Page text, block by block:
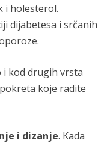
i holesterol.
dijabetesa i srčanih
i kod drugih vrsta
koje radite
i dizanje. Kada